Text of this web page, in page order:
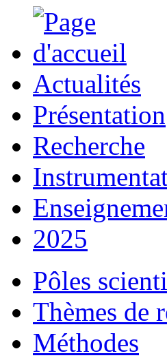
Actualités
Présentation
Recherche
2025
Pôles
Thèmes de
Méthodes